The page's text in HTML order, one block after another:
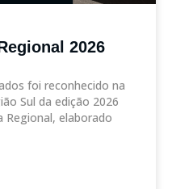
2026
foi reconhecido na
Sul da edição 2026
Regional, elaborado